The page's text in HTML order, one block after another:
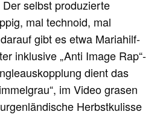
selbst produzierte
mal technoid, mal
gibt es etwa Mariahilf-
inklusive „Anti Image Rap“-
dient das
im Video grasen
Herbstkulisse